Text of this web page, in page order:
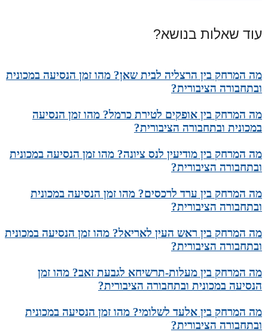
עוד שאלות בנושא?
מה המרחק בין הרצליה לבית שאן? מהו זמן הנסיעה במכונית
ובתחבורה הציבורית?
מה המרחק בין אופקים לטירת כרמל? מהו זמן הנסיעה
במכונית ובתחבורה הציבורית?
מה המרחק בין מודיעין לנס ציונה? מהו זמן הנסיעה במכונית
ובתחבורה הציבורית?
מה המרחק בין ערד לרכסים? מהו זמן הנסיעה במכונית
ובתחבורה הציבורית?
מה המרחק בין ראש העין לאריאל? מהו זמן הנסיעה במכונית
ובתחבורה הציבורית?
מה המרחק בין מעלות-תרשיחא לגבעת זאב? מהו זמן
הנסיעה במכונית ובתחבורה הציבורית?
מה המרחק בין אלעד לשלומי? מהו זמן הנסיעה במכונית
ובתחבורה הציבורית?